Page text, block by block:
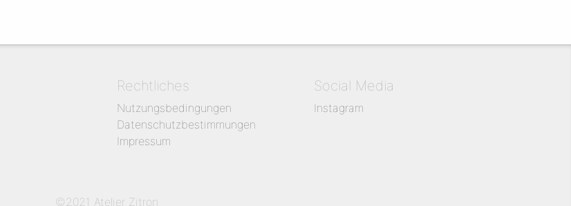
Rechtliches
Nutzungsbedingungen
Datenschutzbestimmungen
Impressum
Social Media
Instagram
©2021 Atelier Zitron